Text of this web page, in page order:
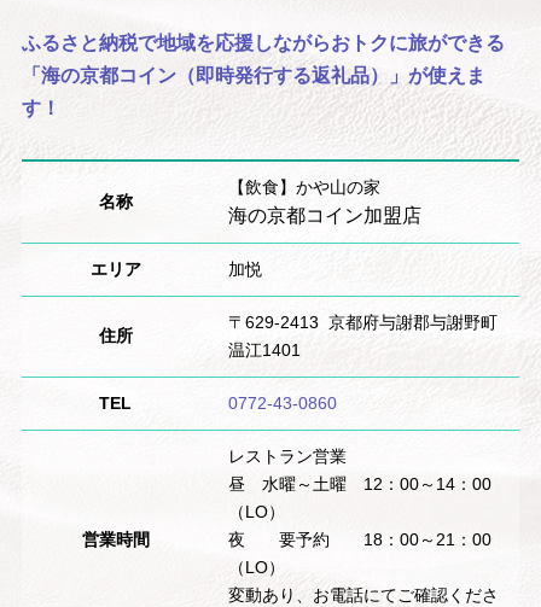
ふるさと納税で地域を応援しながらおトクに旅ができる
「海の京都コイン（即時発行する返礼品）」が使えま
す！
名称
【飲食】かや山の家
海の京都コイン加盟店
エリア 加悦
住所
〒629-2413 京都府与謝郡与謝野町
温江1401
TEL 0772-43-0860
営業時間
レストラン営業
昼 水曜～土曜 12：00～14：00
（LO）
夜 要予約 18：00～21：00
（LO）
変動あり、お電話にてご確認くださ